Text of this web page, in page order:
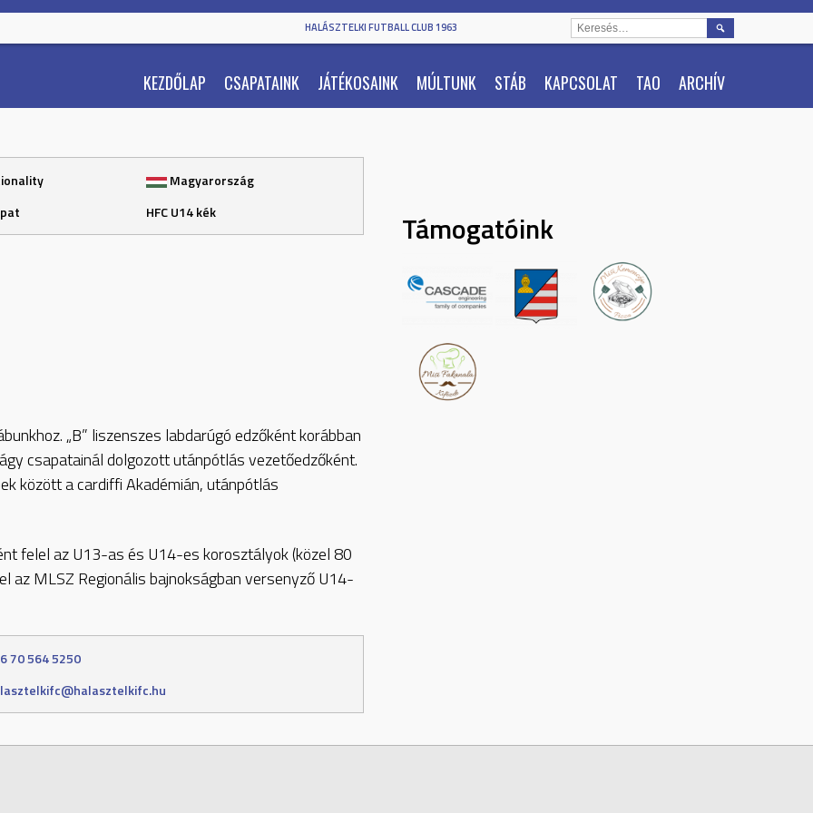
HALÁSZTELKI FUTBALL CLUB 1963
KEZDŐLAP CSAPATAINK JÁTÉKOSAINK MÚLTUNK STÁB KAPCSOLAT TAO ARCHÍV
KERESÉS:
Magyarország
HFC U14 kék
„B” liszenszes labdarúgó edzőként korábban
csapatainál dolgozott utánpótlás vezetőedzőként.
között a cardiffi Akadémián, utánpótlás
felel az U13-as és U14-es korosztályok (közel 80
az MLSZ Regionális bajnokságban versenyző U14-
70 564 5250
Támogatóink